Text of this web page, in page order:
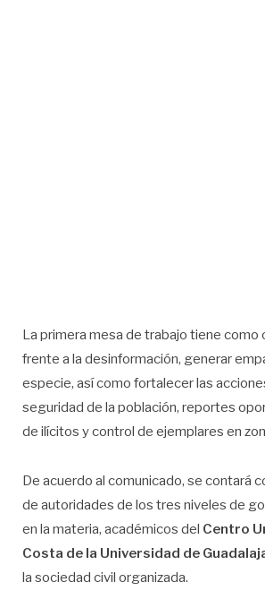
La primera mesa de trabajo tiene como
frente a la desinformación, generar
especie, así como fortalecer las
seguridad de la población, reportes
de ilícitos y control de ejemplares en
De acuerdo al comunicado, se contará
de autoridades de los tres niveles de
en la materia, académicos del Centro
Costa de la Universidad de
la sociedad civil organizada.